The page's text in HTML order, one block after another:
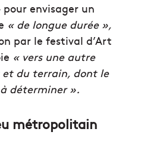
pour envisager un
« de longue durée »,
par le festival d’Art
« vers une autre
du terrain, dont le
déterminer ».
métropolitain